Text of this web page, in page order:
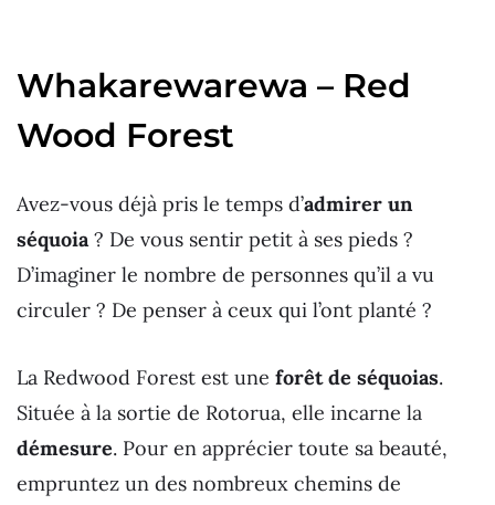
Whakarewarewa – Red
Wood Forest
Avez-vous déjà pris le temps d’admirer un
séquoia ? De vous sentir petit à ses pieds ?
D’imaginer le nombre de personnes qu’il a vu
circuler ? De penser à ceux qui l’ont planté ?
La Redwood Forest est une forêt de séquoias.
Située à la sortie de Rotorua, elle incarne la
démesure. Pour en apprécier toute sa beauté,
empruntez un des nombreux chemins de